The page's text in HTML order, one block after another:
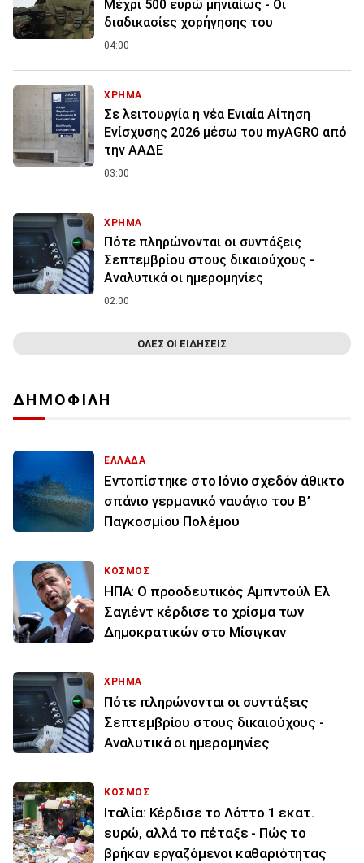
Μέχρι 500 ευρώ μηνιαίως - Οι
διαδικασίες χορήγησης του
04:00
ΧΡΗΜΑ
Σε λειτουργία η νέα Ενιαία Αίτηση
Ενίσχυσης 2026 μέσω του myAGRO από
την ΑΑΔΕ
03:00
ΧΡΗΜΑ
Πότε πληρώνονται οι συντάξεις
Σεπτεμβρίου στους δικαιούχους -
Αναλυτικά οι ημερομηνίες
02:00
ΟΛΕΣ ΟΙ ΕΙΔΗΣΕΙΣ
ΔΗΜΟΦΙΛΗ
ΕΛΛΑΔΑ
Εντοπίστηκε στο Ιόνιο σχεδόν άθικτο
σπάνιο γερμανικό ναυάγιο του Β’
Παγκοσμίου Πολέμου
ΚΟΣΜΟΣ
ΗΠΑ: Ο προοδευτικός Αμπντούλ Ελ
Σαγιέντ κέρδισε το χρίσμα των
Δημοκρατικών στο Μίσιγκαν
ΧΡΗΜΑ
Πότε πληρώνονται οι συντάξεις
Σεπτεμβρίου στους δικαιούχους -
Αναλυτικά οι ημερομηνίες
ΚΟΣΜΟΣ
Ιταλία: Κέρδισε το Λόττο 1 εκατ.
ευρώ, αλλά το πέταξε - Πώς το
βρήκαν εργαζόμενοι καθαριότητας